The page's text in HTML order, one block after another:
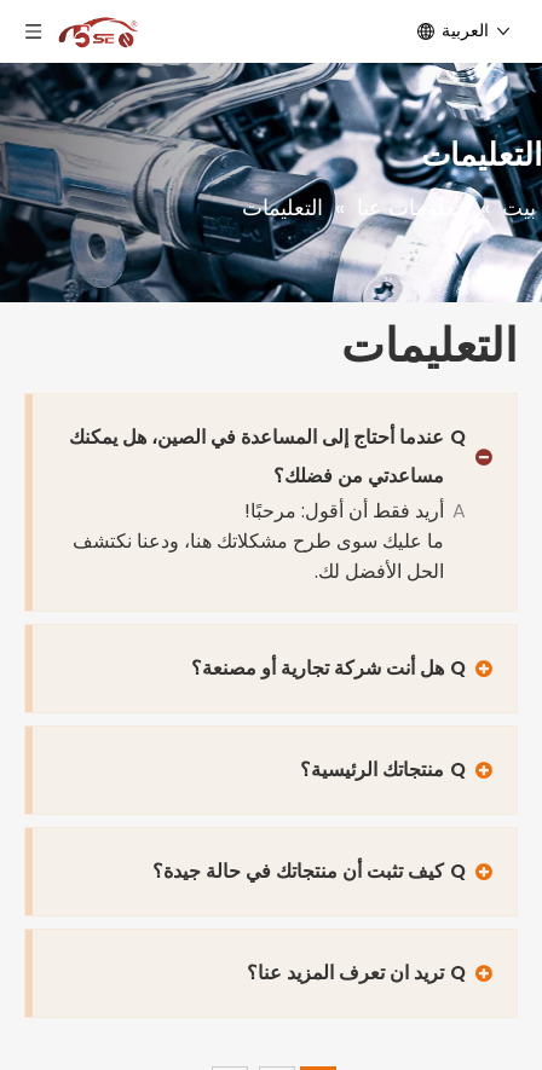
العربية
التعليمات
بيت » معلومات عنا » التعليمات
التعليمات
Q عندما أحتاج إلى المساعدة في الصين، هل يمكنك
مساعدتي من فضلك؟
A أريد فقط أن أقول: مرحبًا!
ما عليك سوى طرح مشكلاتك هنا، ودعنا نكتشف
الحل الأفضل لك.
Q هل أنت شركة تجارية أو مصنعة؟
Q منتجاتك الرئيسية؟
Q كيف تثبت أن منتجاتك في حالة جيدة؟
Q تريد ان تعرف المزيد عنا؟